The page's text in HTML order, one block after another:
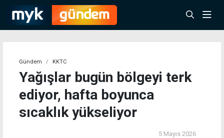
Gündem KKTC
Yağışlar bugün bölgeyi terk
ediyor, hafta boyunca
sıcaklık yükseliyor
5 Mayıs 2026